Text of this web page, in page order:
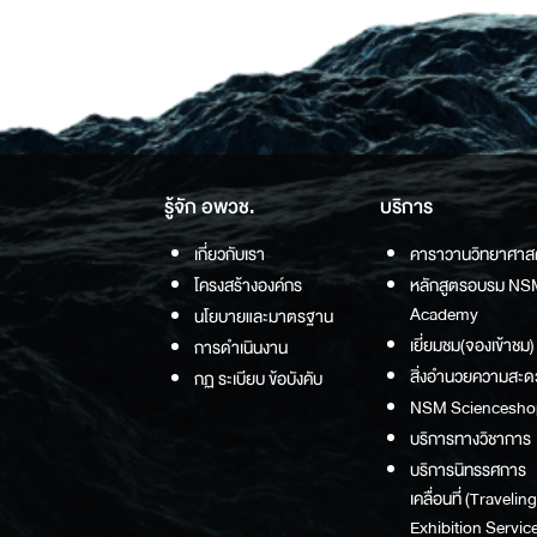
รู้จัก อพวช.
เกี่ยวกับเรา
โครงสร้างองค์กร
นโยบายและมาตรฐาน
การดำเนินงาน
กฏ ระเบียบ ข้อบังคับ
บริการ
คาราวานวิทยาศา
หลักสูตรอบรม
Academy
เยี่ยมชม(จองเข้าชม)
สิ่งอำนวยความสะ
NSM
บริการทางวิชาการ
บริการนิทรรศการ
เคลื่อนที่ (Traveling
Exhibition